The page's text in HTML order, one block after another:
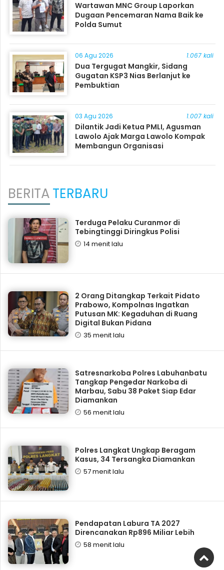
Wartawan MNC Group Laporkan
Dugaan Pencemaran Nama Baik ke
Polda Sumut
06 Agu 2026 1.067 kali
Dua Tergugat Mangkir, Sidang
Gugatan KSP3 Nias Berlanjut ke
Pembuktian
03 Agu 2026 1.007 kali
Dilantik Jadi Ketua PMLI, Agusman
Lawolo Ajak Marga Lawolo Kompak
Membangun Organisasi
BERITATERBARU
Terduga Pelaku Curanmor di
Tebingtinggi Diringkus Polisi
14 menit lalu
2 Orang Ditangkap Terkait Pidato
Prabowo, Kompolnas Ingatkan
Putusan MK: Kegaduhan di Ruang
Digital Bukan Pidana
35 menit lalu
Satresnarkoba Polres Labuhanbatu
Tangkap Pengedar Narkoba di
Marbau, Sabu 38 Paket Siap Edar
Diamankan
56 menit lalu
Polres Langkat Ungkap Beragam
Kasus, 34 Tersangka Diamankan
57 menit lalu
Pendapatan Labura TA 2027
Direncanakan Rp896 Miliar Lebih
58 menit lalu